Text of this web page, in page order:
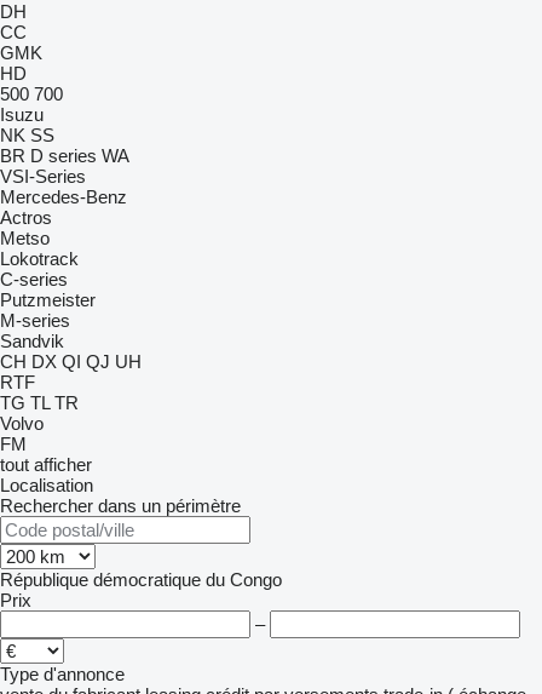
DH
CC
GMK
HD
500 700
Isuzu
NK SS
BR D series WA
VSI-Series
Mercedes-Benz
Actros
Metso
Lokotrack
C-series
Putzmeister
M-series
Sandvik
CH DX QI QJ UH
RTF
TG TL TR
Volvo
FM
tout afficher
Localisation
Rechercher dans un périmètre
République démocratique du Congo
Prix
–
Type d'annonce